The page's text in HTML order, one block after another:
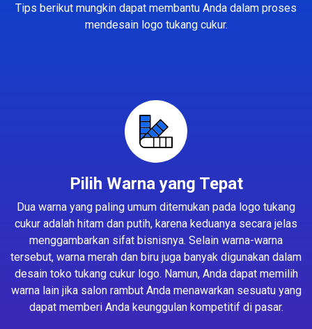
Tips berikut mungkin dapat membantu Anda dalam proses
mendesain logo tukang cukur.
Pilih Warna yang Tepat
Dua warna yang paling umum ditemukan pada logo tukang
cukur adalah hitam dan putih, karena keduanya secara jelas
menggambarkan sifat bisnisnya. Selain warna-warna
tersebut, warna merah dan biru juga banyak digunakan dalam
desain toko tukang cukur logo. Namun, Anda dapat memilih
warna lain jika salon rambut Anda menawarkan sesuatu yang
dapat memberi Anda keunggulan kompetitif di pasar.